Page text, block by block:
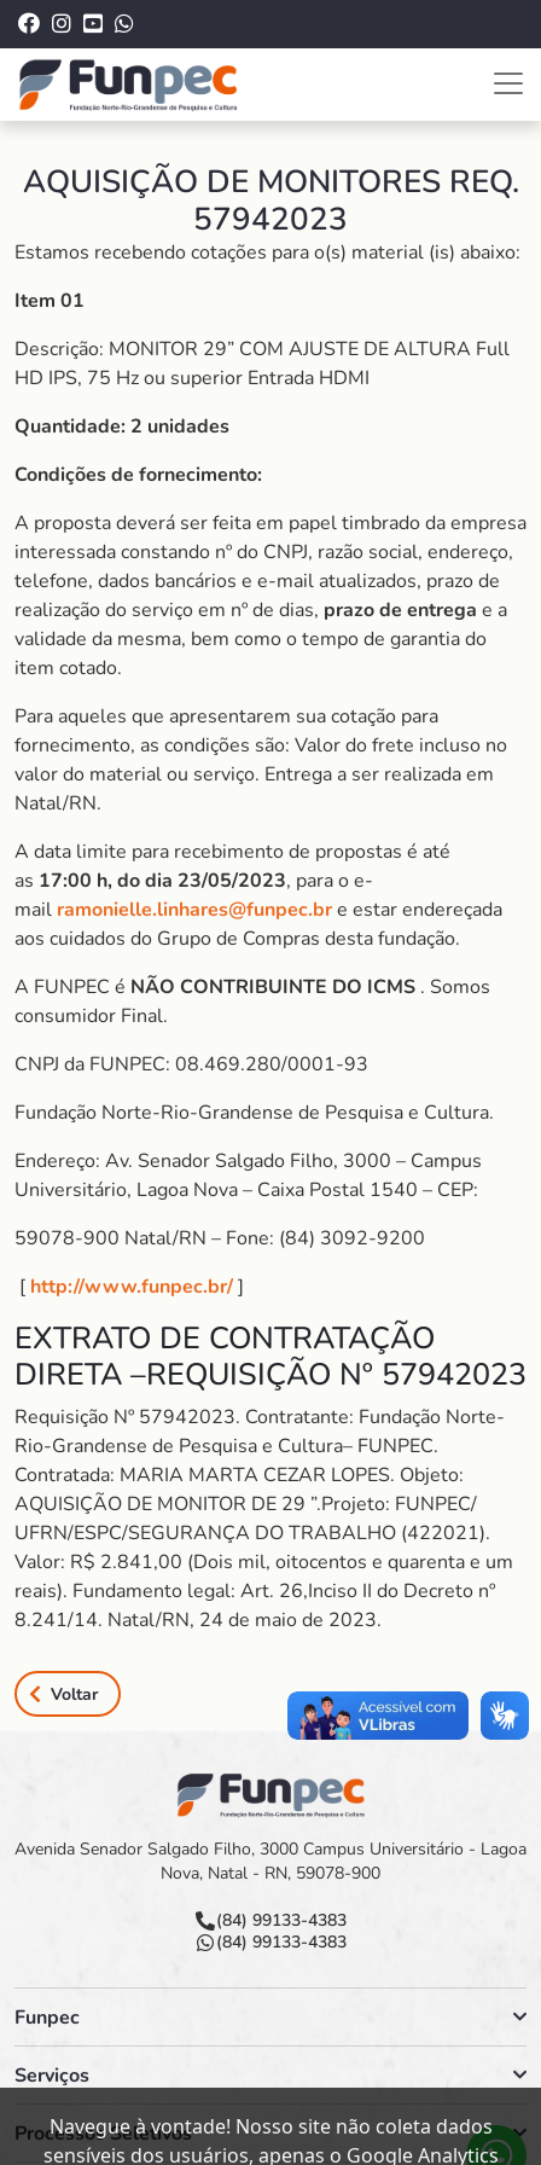
AQUISIÇÃO DE MONITORES REQ.
57942023
Estamos recebendo cotações para o(s) material (is) abaixo:
Item 01
Descrição: MONITOR 29” COM AJUSTE DE ALTURA Full
HD IPS, 75 Hz ou superior Entrada HDMI
Quantidade: 2 unidades
Condições de fornecimento:
A proposta deverá ser feita em papel timbrado da empresa
interessada constando nº do CNPJ, razão social, endereço,
telefone, dados bancários e e-mail atualizados, prazo de
realização do serviço em nº de dias, prazo de entrega e a
validade da mesma, bem como o tempo de garantia do
item cotado.
Para aqueles que apresentarem sua cotação para
fornecimento, as condições são: Valor do frete incluso no
valor do material ou serviço. Entrega a ser realizada em
Natal/RN.
A data limite para recebimento de propostas é até
as 17:00 h, do dia 23/05/2023, para o e-
mail ramonielle.linhares@funpec.bre estar endereçada
aos cuidados do Grupo de Compras desta fundação.
A FUNPEC é NÃO CONTRIBUINTE DO ICMS . Somos
consumidor Final.
CNPJ da FUNPEC: 08.469.280/0001-93
Fundação Norte-Rio-Grandense de Pesquisa e Cultura.
Endereço: Av. Senador Salgado Filho, 3000 – Campus
Universitário, Lagoa Nova – Caixa Postal 1540 – CEP:
59078-900 Natal/RN – Fone: (84) 3092-9200
[ http://www.funpec.br/]
EXTRATO DE CONTRATAÇÃO
DIRETA –REQUISIÇÃO Nº 57942023
Requisição Nº 57942023. Contratante: Fundação Norte-
Rio-Grandense de Pesquisa e Cultura– FUNPEC.
Contratada: MARIA MARTA CEZAR LOPES. Objeto:
AQUISIÇÃO DE MONITOR DE 29 ”.Projeto: FUNPEC/
UFRN/ESPC/SEGURANÇA DO TRABALHO (422021).
Valor: R$ 2.841,00 (Dois mil, oitocentos e quarenta e um
reais). Fundamento legal: Art. 26,Inciso II do Decreto nº
8.241/14. Natal/RN, 24 de maio de 2023.
Voltar
Avenida Senador Salgado Filho, 3000 Campus Universitário - Lagoa
Nova, Natal - RN, 59078-900
(84) 99133-4383
(84) 99133-4383
Funpec
Serviços
Processos Seletivos
Navegue à vontade! Nosso site não coleta dados
sensíveis dos usuários, apenas o Google Analytics